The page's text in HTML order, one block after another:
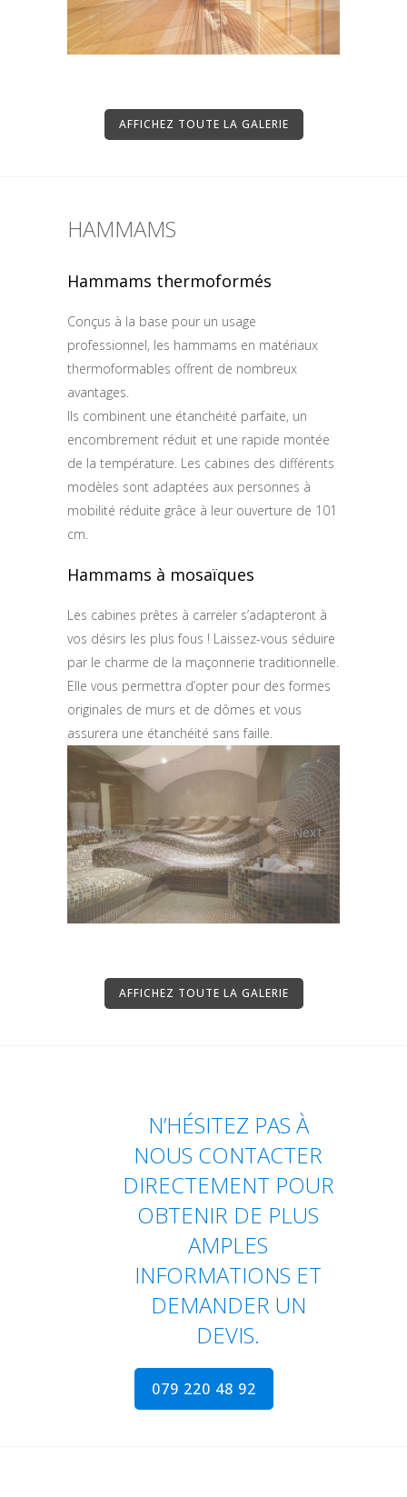
AFFICHEZ TOUTE LA GALERIE
HAMMAMS
Hammams thermoformés
Conçus à la base pour un usage
professionnel, les hammams en matériaux
thermoformables offrent de nombreux
avantages.
Ils combinent une étanchéité parfaite, un
encombrement réduit et une rapide montée
de la température. Les cabines des différents
modèles sont adaptées aux personnes à
mobilité réduite grâce à leur ouverture de 101
cm.
Hammams à mosaïques
Les cabines prêtes à carreler s’adapteront à
vos désirs les plus fous ! Laissez-vous séduire
par le charme de la maçonnerie traditionnelle.
Elle vous permettra d’opter pour des formes
originales de murs et de dômes et vous
assurera une étanchéité sans faille.
Previous Next
AFFICHEZ TOUTE LA GALERIE
N’HÉSITEZ PAS À
NOUS CONTACTER
DIRECTEMENT POUR
OBTENIR DE PLUS
AMPLES
INFORMATIONS ET
DEMANDER UN
DEVIS.
079 220 48 92